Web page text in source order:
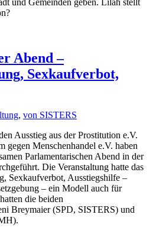
und Gemeinden geben. Lilah stellt
Abend –
Sexkaufverbot,
, von SISTERS
Ausstieg aus der Prostitution e.V.
gegen Menschenhandel e.V. haben
Parlamentarischen Abend in der
Die Veranstaltung hatte das
Sexkaufverbot, Ausstiegshilfe –
– ein Modell auch für
die beiden
Breymaier (SPD, SISTERS) und